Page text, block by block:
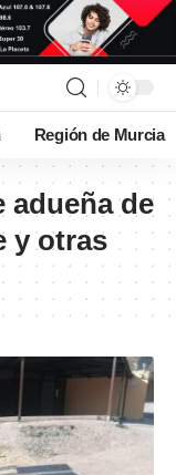
Región de Murcia
adueña de
y otras